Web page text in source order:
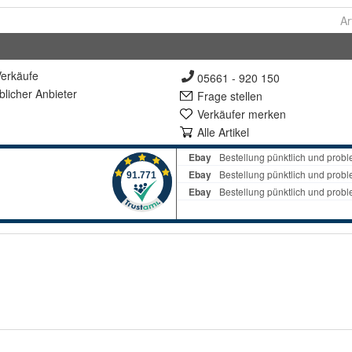
er Anbieter
05661 - 920 150
Frage stellen
Verkäufer merken
Alle Artikel